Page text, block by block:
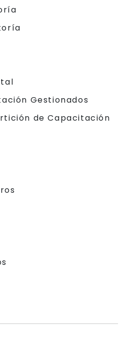
Gestionados
de Capacitación